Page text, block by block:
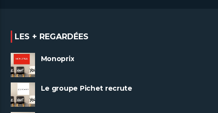
LES + REGARDÉES
Monoprix
Le groupe Pichet recrute